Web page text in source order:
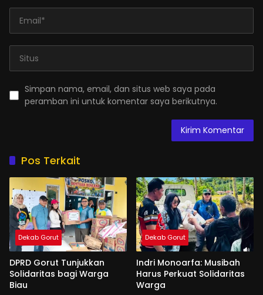
Simpan nama, email, dan situs web saya pada
peramban ini untuk komentar saya berikutnya.
Pos Terkait
Dekab Gorut
DPRD Gorut Tunjukkan
Solidaritas bagi Warga
Biau
Dekab Gorut
Indri Monoarfa: Musibah
Harus Perkuat Solidaritas
Warga